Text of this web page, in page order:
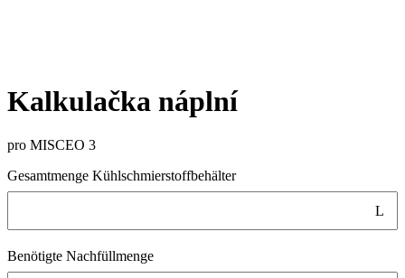
Kalkulačka náplní
pro MISCEO 3
Gesamtmenge Kühlschmierstoffbehälter
L
Benötigte Nachfüllmenge